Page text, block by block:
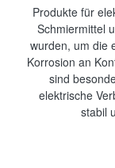
Produkte für
Schmiermittel
wurden, um die
Korrosion an
sind
elektrische
stabil